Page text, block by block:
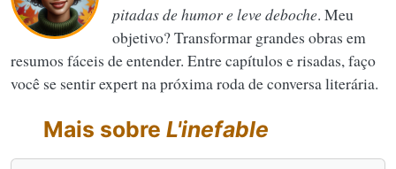
pitadas de humor e leve deboche. Meu
objetivo? Transformar grandes obras em
resumos fáceis de entender. Entre capítulos e risadas, faço
você se sentir expert na próxima roda de conversa literária.
Mais sobre L'inefable